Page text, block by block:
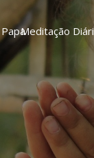
Meditação